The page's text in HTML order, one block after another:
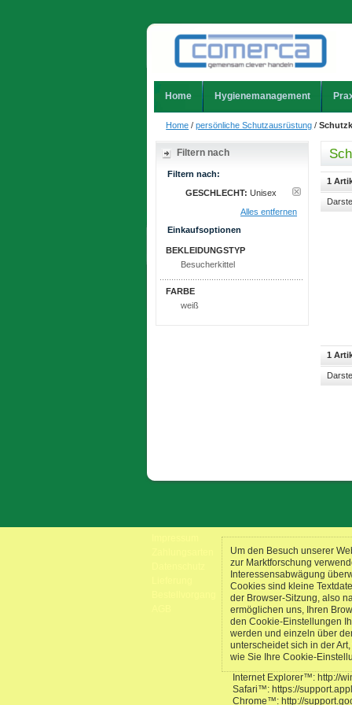
Home Hygienemanagement
Home /persönliche Schutzausrüstung /
1
1
Filtern nach
Filtern nach:
GESCHLECHT: Unisex
Alles entfernen
Einkaufsoptionen
BEKLEIDUNGSTYP
Besucherkittel
FARBE
weiß
Um den Besuch unserer
zur Marktforschung
Interessensabwägung
Cookies sind kleine
der Browser-Sitzung, also
ermöglichen uns, Ihren
den Cookie-Einstellungen
werden und einzeln über
unterscheidet sich in der
wie Sie Ihre Cookie-
Internet Explorer™: http://
Safari™: https://
Chrome™: http://